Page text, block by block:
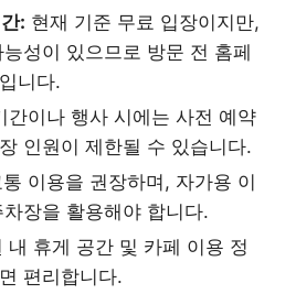
: 현재 기준 무료 입장이지만,
성이 있으므로 방문 전 홈페
니다.
간이나 행사 시에는 사전 예약
인원이 제한될 수 있습니다.
이용을 권장하며, 자가용 이
장을 활용해야 합니다.
내 휴게 공간 및 카페 이용 정
편리합니다.